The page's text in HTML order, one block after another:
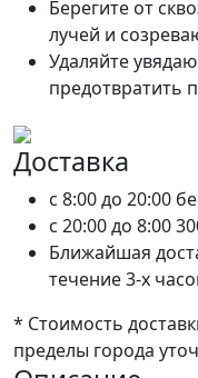
Берегите от
лучей и
Удаляйте
предотвратить
Доставка
c 8:00 до 20:00
c 20:00 до 8:00
Ближайшая
течение 3-х
* Стоимость
пределы города